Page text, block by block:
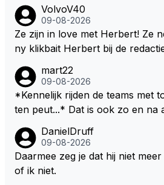
ioen is hij al, dat zal zijn leven
l in de eerste plaats races
r van RB. Dat zijn zijn eigen
e goede richting in gestuurd
was op zoveel mogelijk titels
er bij RB vertrokken.
VolvoV40
09-08-2026
Ze zijn in love met Herbert! Ze
ny klikbait Herbert bij de
mart22
09-08-2026
*Kennelijk rijden de teams met
ten peut...* Dat is ook zo en na afloop wordt er gec
zitten. Om die reden is Vettel
e hoort soms ook wel eens dat
n sparen als de race engineer
DanielDruff
09-08-2026
Daarmee zeg je dat hij niet
of ik niet.